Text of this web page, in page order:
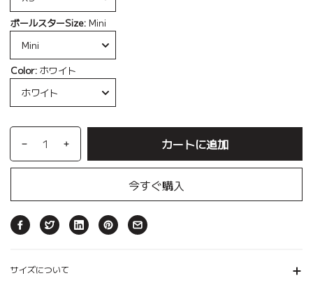
ボールスターSize: Mini
Color: ホワイト
カートに追加
今すぐ購入
サイズについて